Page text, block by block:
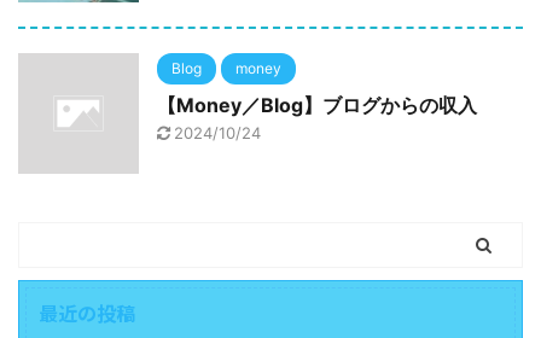
Blog money
【Money／Blog】ブログからの収入
2024/10/24
最近の投稿